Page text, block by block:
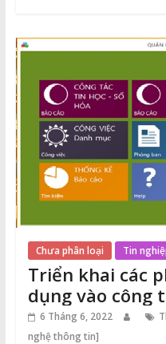
Chưa phân loại Tin
Triển khai các
dụng vào công
chính tại Thư
6 Tháng 6, 2022
nghệ thông tin]